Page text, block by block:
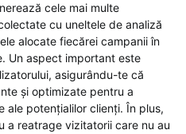
cele mai multe
cu uneltele de analiză
alocate fiecărei campanii în
Un aspect important este
asigurându-te că
și optimizate pentru a
ale potențialilor clienți. În plus,
a reatrage vizitatorii care nu au